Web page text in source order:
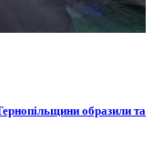
образили та